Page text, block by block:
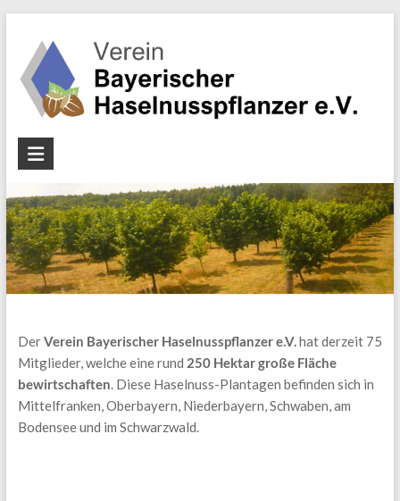
springen
Verein
Bayerischer
Haselnusspflanzer
e.V.
DerVerein Bayerischer Haselnusspflanzer e.V.hat derzeit 75
Mitglieder, welche eine rund 250 Hektar große Fläche
bewirtschaften. Diese Haselnuss-Plantagen befinden sich in
Mittelfranken, Oberbayern, Niederbayern, Schwaben, am
Bodensee und im Schwarzwald.